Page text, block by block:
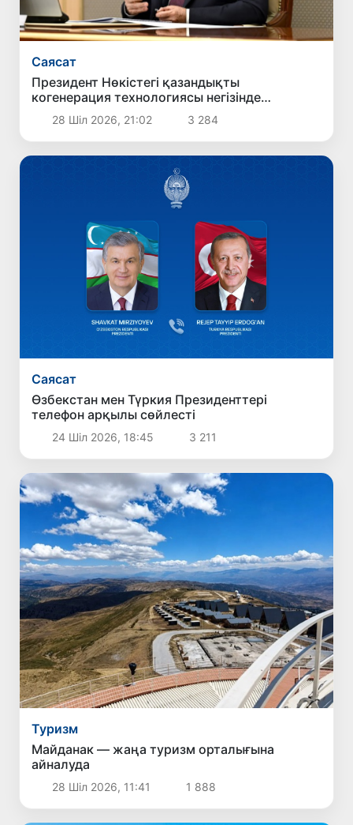
Саясат
Президент Нөкістегі қазандықты
когенерация технологиясы негізінде
жаңғырту жобасымен танысты
28 Шіл 2026, 21:02 3 284
Саясат
Өзбекстан мен Түркия Президенттері
телефон арқылы сөйлесті
24 Шіл 2026, 18:45 3 211
Туризм
Майданак — жаңа туризм орталығына
айналуда
28 Шіл 2026, 11:41 1 888